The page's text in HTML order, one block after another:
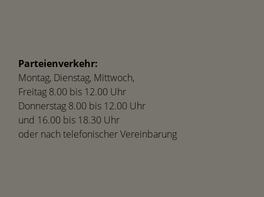
Parteienverkehr:
Montag, Dienstag, Mittwoch,
Freitag 8.00 bis 12.00 Uhr
Donnerstag 8.00 bis 12.00 Uhr
und 16.00 bis 18.30 Uhr
oder nach telefonischer Vereinbarung